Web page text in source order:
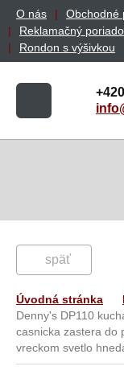
O nás Obchodné
Reklamačný
Rondon s výšivkou
späť
Úvodná stránka
Denny's DP110
casnicka zastera do
vreckom svetlo